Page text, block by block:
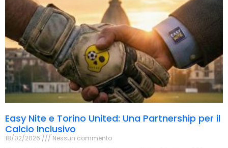
Easy Nite e Torino United: Una Partnership per il
Calcio Inclusivo
18/02/2026 Nessun commento